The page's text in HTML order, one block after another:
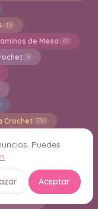
19
de Mesa 41
9
Crochet 330
27
Puedes
Aceptar